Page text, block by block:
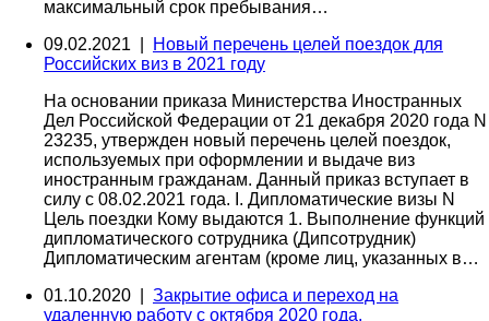
максимальный срок пребывания…
09.02.2021 |
Новый перечень целей поездок для
Российских виз в 2021 году
На основании приказа Министерства Иностранных
Дел Российской Федерации от 21 декабря 2020 года N
23235, утвержден новый перечень целей поездок,
используемых при оформлении и выдаче виз
иностранным гражданам. Данный приказ вступает в
силу с 08.02.2021 года. I. Дипломатические визы N
Цель поездки Кому выдаются 1. Выполнение функций
дипломатического сотрудника (Дипсотрудник)
Дипломатическим агентам (кроме лиц, указанных в…
01.10.2020 | Закрытие офиса и переход на
удаленную работу с октября 2020 года.